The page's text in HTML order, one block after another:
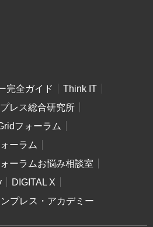
完全ガイド
Think IT
レス総合研究所
フォーラム
ーラム
ーラムお悩み相談室
DIGITAL X
プレス・アカデミー